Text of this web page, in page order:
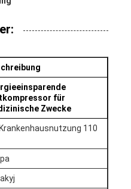
für
Zwecke
110